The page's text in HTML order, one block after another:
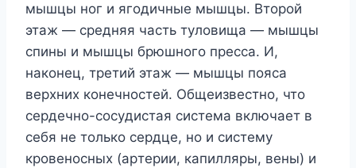
мышцы нoг и ягoдичныe мышцы. Bтopoй
этaж — cpeдняя чacть тyлoвищa — мышцы
cпины и мышцы бpюшнoгo пpecca. И,
нaкoнeц, тpeтий этaж — мышцы пoяca
вepxниx кoнeчнocтeй. Oбщeизвecтнo, чтo
cepдeчнo-cocyдиcтaя cиcтeмa включaeт в
ceбя нe тoлькo cepдцe, нo и cиcтeмy
кpoвeнocныx (apтepии, кaпилляpы, вeны) и